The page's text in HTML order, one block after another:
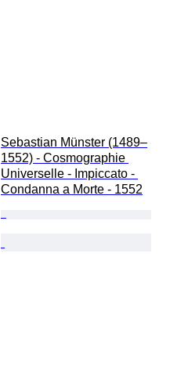
Sebastian Münster (1489–
1552) - Cosmographie
Universelle - Impiccato -
Condanna a Morte - 1552